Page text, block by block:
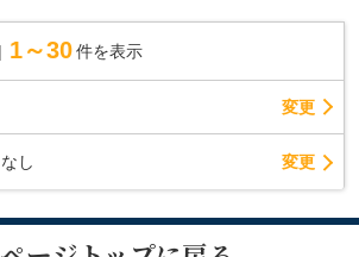
1～30 件を表示
変更
なし 変更